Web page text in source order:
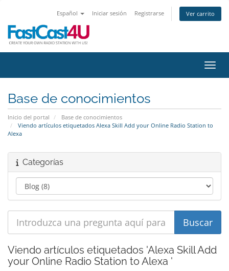
Español Iniciar sesión Registrarse Ver carrito
Base de conocimientos
Inicio del portal
Base de conocimientos
Viendo artículos etiquetados Alexa Skill Add your Online Radio Station to
Alexa
Categorías
Viendo artículos etiquetados 'Alexa Skill Add
your Online Radio Station to Alexa '